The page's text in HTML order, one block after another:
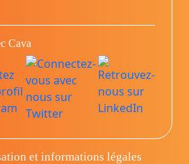
Cava
et informations légales